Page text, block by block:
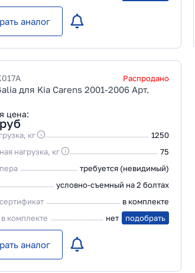
аналог
Распродано
для Kia Carens 2001-2006 Арт.
цена:
руб
кг
1250
нагрузка, кг
75
требуется (невидимый)
условно-съемный на 2 болтах
в комплекте
комплекте
нет подобрать
аналог